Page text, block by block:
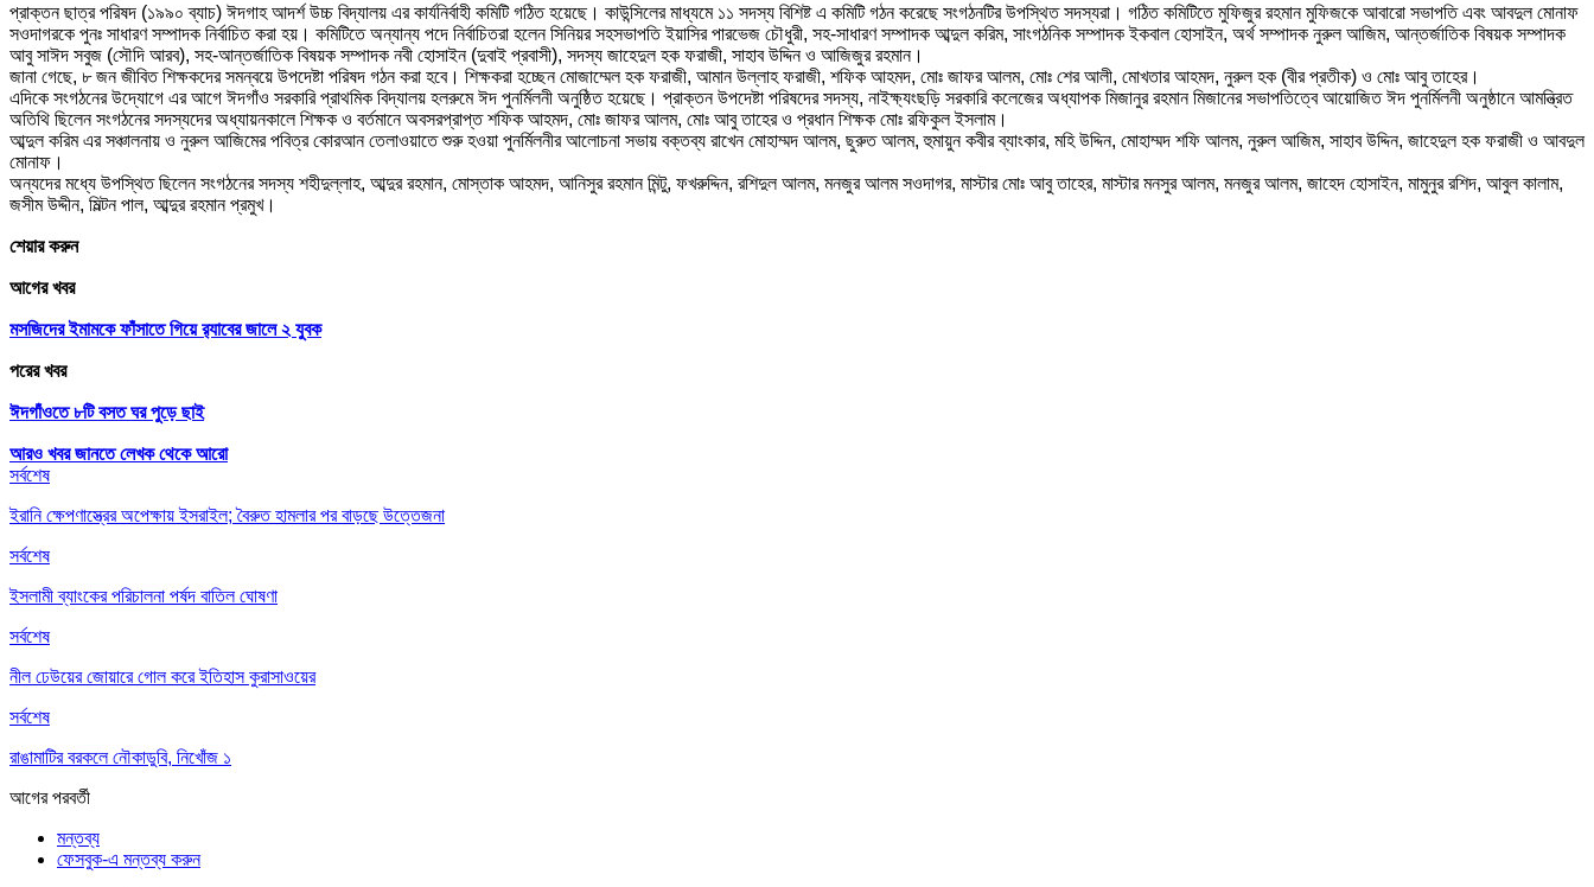
প্রাক্তন ছাত্র পরিষদ (১৯৯০ ব্যাচ) ঈদগাহ আদর্শ উচ্চ বিদ্যালয় এর কার্যনির্বাহী কমিটি গঠিত হয়েছে। কাউন্সিলের মাধ্যমে ১১ সদস্য বিশিষ্ট এ কমিটি গঠন করেছে সংগঠনটির উপস্থিত সদস্যরা। গঠিত কমিটিতে মুফিজুর রহমান মুফিজকে আবারো সভাপতি এবং আবদুল মোনাফ
সওদাগরকে পুনঃ সাধারণ সম্পাদক নির্বাচিত করা হয়। কমিটিতে অন্যান্য পদে নির্বাচিতরা হলেন সিনিয়র সহসভাপতি ইয়াসির পারভেজ চৌধুরী, সহ-সাধারণ সম্পাদক আব্দুল করিম, সাংগঠনিক সম্পাদক ইকবাল হোসাইন, অর্থ সম্পাদক নুরুল আজিম, আন্তর্জাতিক বিষয়ক সম্পাদক
আবু সাঈদ সবুজ (সৌদি আরব), সহ-আন্তর্জাতিক বিষয়ক সম্পাদক নবী হোসাইন (দুবাই প্রবাসী), সদস্য জাহেদুল হক ফরাজী, সাহাব উদ্দিন ও আজিজুর রহমান।
জানা গেছে, ৮ জন জীবিত শিক্ষকদের সমন্বয়ে উপদেষ্টা পরিষদ গঠন করা হবে। শিক্ষকরা হচ্ছেন মোজাম্মেল হক ফরাজী, আমান উল্লাহ ফরাজী, শফিক আহমদ, মোঃ জাফর আলম, মোঃ শের আলী, মোখতার আহমদ, নুরুল হক (বীর প্রতীক) ও মোঃ আবু তাহের।
এদিকে সংগঠনের উদ্যোগে এর আগে ঈদগাঁও সরকারি প্রাথমিক বিদ্যালয় হলরুমে ঈদ পুনর্মিলনী অনুষ্ঠিত হয়েছে। প্রাক্তন উপদেষ্টা পরিষদের সদস্য, নাইক্ষ্যংছড়ি সরকারি কলেজের অধ্যাপক মিজানুর রহমান মিজানের সভাপতিত্বে আয়োজিত ঈদ পুনর্মিলনী অনুষ্ঠানে আমন্ত্রিত
অতিথি ছিলেন সংগঠনের সদস্যদের অধ্যায়নকালে শিক্ষক ও বর্তমানে অবসরপ্রাপ্ত শফিক আহমদ, মোঃ জাফর আলম, মোঃ আবু তাহের ও প্রধান শিক্ষক মোঃ রফিকুল ইসলাম।
আব্দুল করিম এর সঞ্চালনায় ও নুরুল আজিমের পবিত্র কোরআন তেলাওয়াতে শুরু হওয়া পুনর্মিলনীর আলোচনা সভায় বক্তব্য রাখেন মোহাম্মদ আলম, ছুরুত আলম, হুমায়ুন কবীর ব্যাংকার, মহি উদ্দিন, মোহাম্মদ শফি আলম, নুরুল আজিম, সাহাব উদ্দিন, জাহেদুল হক ফরাজী ও আবদুল
মোনাফ।
অন্যদের মধ্যে উপস্থিত ছিলেন সংগঠনের সদস্য শহীদুল্লাহ, আব্দুর রহমান, মোস্তাক আহমদ, আনিসুর রহমান মিন্টু, ফখরুদ্দিন, রশিদুল আলম, মনজুর আলম সওদাগর, মাস্টার মোঃ আবু তাহের, মাস্টার মনসুর আলম, মনজুর আলম, জাহেদ হোসাইন, মামুনুর রশিদ, আবুল কালাম,
জসীম উদ্দীন, মিল্টন পাল, আব্দুর রহমান প্রমুখ।
শেয়ার করুন
আগের খবর
মসজিদের ইমামকে ফাঁসাতে গিয়ে র‌্যাবের জালে ২ যুবক
পরের খবর
ঈদগাঁওতে ৮টি বসত ঘর পুড়ে ছাই
আরও খবর জানতে লেখক থেকে আরো
সর্বশেষ
ইরানি ক্ষেপণাস্ত্রের অপেক্ষায় ইসরাইল; বৈরুত হামলার পর বাড়ছে উত্তেজনা
সর্বশেষ
ইসলামী ব্যাংকের পরিচালনা পর্ষদ বাতিল ঘোষণা
সর্বশেষ
নীল ঢেউয়ের জোয়ারে গোল করে ইতিহাস কুরাসাওয়ের
সর্বশেষ
রাঙামাটির বরকলে নৌকাডুবি, নিখোঁজ ১
আগেরপরবর্তী
মন্তব্য
ফেসবুক-এ মন্তব্য করুন